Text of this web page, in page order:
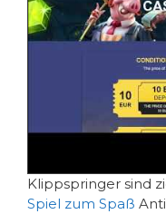
Klippspringer sind
Spiel zum Spaß